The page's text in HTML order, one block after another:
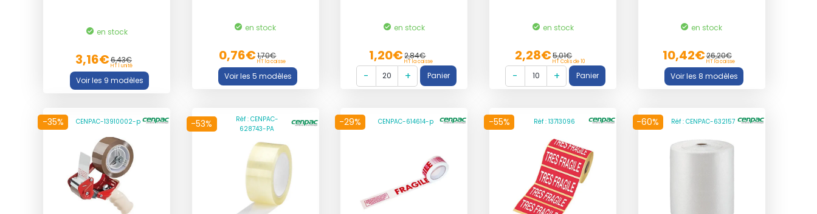
en stock
3,16€6,43€
HT l unité
en stock
0,76€1,70€
HT la caisse
en stock
1,20€2,84€
HT la caisse
en stock
2,28€5,01€
HT Colis de 10
en stock
10,42€26,20€
HT la caisse
-35% CENPAC-13910002-p -53%
Réf : CENPAC-
628743-PA
-29% CENPAC-614614-p -55% Réf : 13713096 -60% Réf : CENPAC-632157